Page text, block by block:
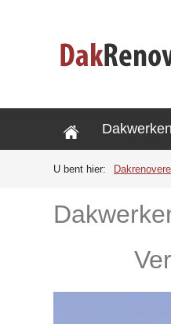
Dakwerken
U bent hier: